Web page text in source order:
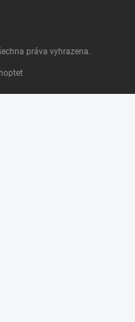
práva vyhrazena.